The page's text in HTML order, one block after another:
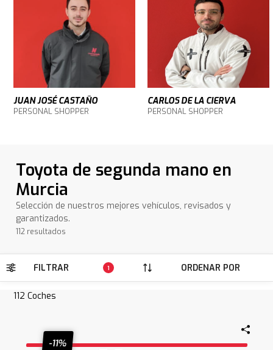
JUAN JOSÉ CASTAÑO
PERSONAL SHOPPER
CARLOS DE LA CIERVA
PERSONAL SHOPPER
Toyota de segunda mano en
Murcia
Selección de nuestros mejores vehículos, revisados y
garantizados.
112 resultados
FILTRAR 1 ORDENAR POR
112 Coches
-11%